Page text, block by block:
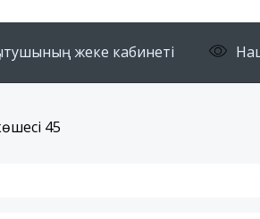
жеке кабинеті
45